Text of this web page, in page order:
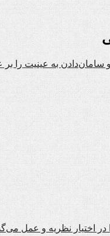
به عینیت را بر
در اختیار نظریه و عمل